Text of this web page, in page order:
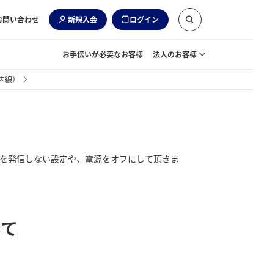
問い合わせ 新規入会 ログイン
お手伝いが必要なお客様 法人のお客様
）
発信しない設定や、電源をオフにして頂きま